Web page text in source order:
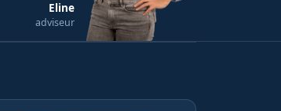
Eline
adviseur